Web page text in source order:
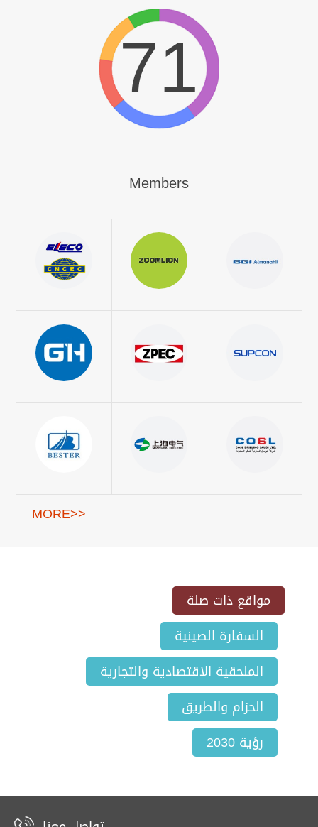
71
Members
MORE>>
مواقع ذات صلة
السفارة الصينية
الملحقية الاقتصادية والتجارية
الحزام والطريق
رؤية 2030